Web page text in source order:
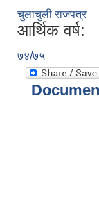
चुलाचुली राजपत्र
आर्थिक वर्ष:
७४/७५